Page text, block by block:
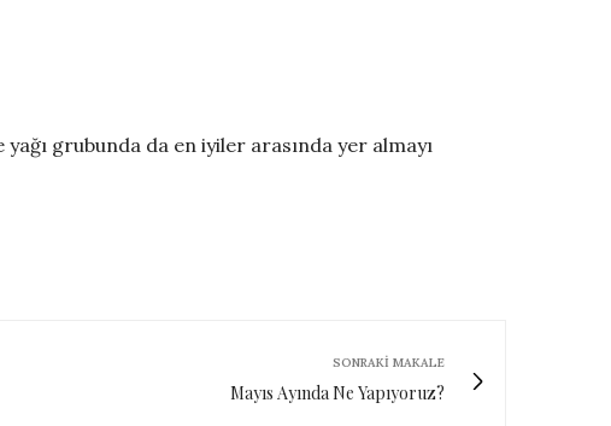
grubunda da en iyiler arasında yer almayı
SONRAKI MAKALE
Mayıs Ayında Ne Yapıyoruz?